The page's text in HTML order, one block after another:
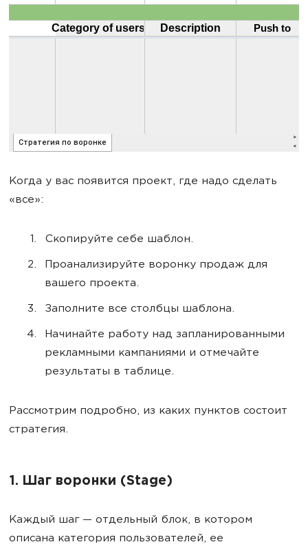
Когда у вас появится проект, где надо сделать
«все»:
Скопируйте себе шаблон.
Проанализируйте воронку продаж для
вашего проекта.
Заполните все столбцы шаблона.
Начинайте работу над запланированными
рекламными кампаниями и отмечайте
результаты в таблице.
Рассмотрим подробно, из каких пунктов состоит
стратегия.
1. Шаг воронки (Stage)
Каждый шаг — отдельный блок, в котором
описана категория пользователей, ее